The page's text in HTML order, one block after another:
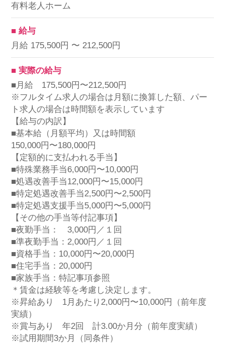
有料老人ホーム
■ 給与
月給 175,500円 〜 212,500円
■ 実際の給与
■月給 175,500円〜212,500円
※フルタイム求人の場合は月額に換算した額、パー
ト求人の場合は時間額を表示しています
【給与の内訳】
■基本給（月額平均）又は時間額
150,000円〜180,000円
【定額的に支払われる手当】
■特殊業務手当6,000円〜10,000円
■処遇改善手当12,000円〜15,000円
■特定処遇改善手当2,500円〜2,500円
■特定処遇支援手当5,000円〜5,000円
【その他の手当等付記事項】
■夜勤手当： 3,000円／１回
■準夜勤手当：2,000円／１回
■資格手当：10,000円〜20,000円
■住宅手当：20,000円
■家族手当：特記事項参照
＊賃金は経験等を考慮し決定します。
※昇給あり 1月あたり2,000円〜10,000円（前年度
実績）
※賞与あり 年2回 計3.00か月分（前年度実績）
※試用期間3か月（同条件）